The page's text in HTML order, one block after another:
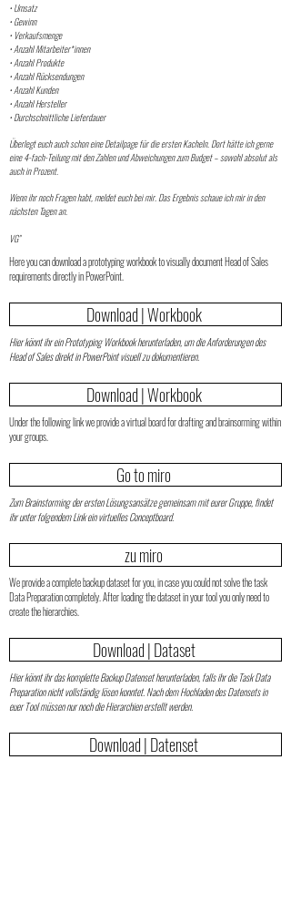
• Umsatz
• Gewinn
• Verkaufsmenge
• Anzahl Mitarbeiter*innen
• Anzahl Produkte
• Anzahl Rücksendungen
• Anzahl Kunden
• Anzahl Hersteller
• Durchschnittliche Lieferdauer
Überlegt euch auch schon eine Detailpage für die ersten Kacheln. Dort hätte ich gerne
eine 4-fach-Teilung mit den Zahlen und Abweichungen zum Budget – sowohl absolut als
auch in Prozent.
Wenn ihr noch Fragen habt, meldet euch bei mir. Das Ergebnis schaue ich mir in den
nächsten Tagen an.
VG"
Here you can download a prototyping workbook to visually document Head of Sales
requirements directly in PowerPoint.
Download | Workbook
Hier könnt ihr ein Prototyping Workbook herunterladen, um die Anforderungen des
Head of Sales direkt in PowerPoint visuell zu dokumentieren.
Download | Workbook
Under the following link we provide a virtual board for drafting and brainsorming within
your groups.
Go to miro
Zum Brainstorming der ersten Lösungsansätze gemeinsam mit eurer Gruppe, findet
ihr unter folgendem Link ein virtuelles Conceptboard.
zu miro
We provide a complete backup dataset for you, in case you could not solve the task
Data Preparation completely. After loading the dataset in your tool you only need to
create the hierarchies.
Download | Dataset
Hier könnt ihr das komplette Backup Datenset herunterladen, falls ihr die Task Data
Preparation nicht vollständig lösen konntet. Nach dem Hochladen des Datensets in
euer Tool müssen nur noch die Hierarchien erstellt werden.
Download | Datenset